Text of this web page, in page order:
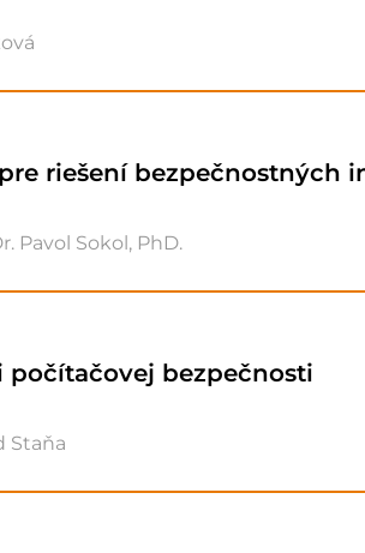
riešení bezpečnostných
Pavol Sokol, PhD.
počítačovej bezpečnosti
Staňa